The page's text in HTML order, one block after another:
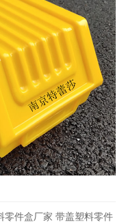
零件盒厂家 带盖塑料零件